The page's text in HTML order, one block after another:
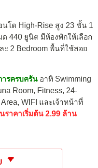
นโด High-Rise สูง 23 ชั้น 1
440 ยูนิต มีห้องพักให้เลือก
ะ 2 Bedroom พื้นที่ใช้สอย
ารครบครัน อาทิ Swimming
Room, Fitness, 24-
WIFI และเจ้าหน้าที่
ราคาเริ่มต้น 2.99 ล้าน